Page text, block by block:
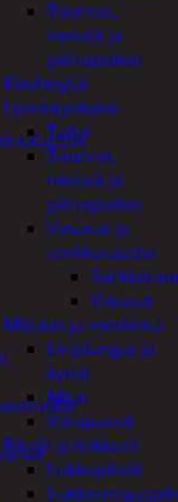
Tuurnat,
meistit ja
piirtopuikot
Käsihöylät
Lyöntityökalut
Taltat
Tuurnat,
meistit ja
piirtopuikot
Vasarat ja
sorkkaraudat
Vasarat
Mittaus ja merkintä
Linjalangat ja
kynät
Mitat
Vatupassit
Pihdit ja leikkurit
Lukkopihdit